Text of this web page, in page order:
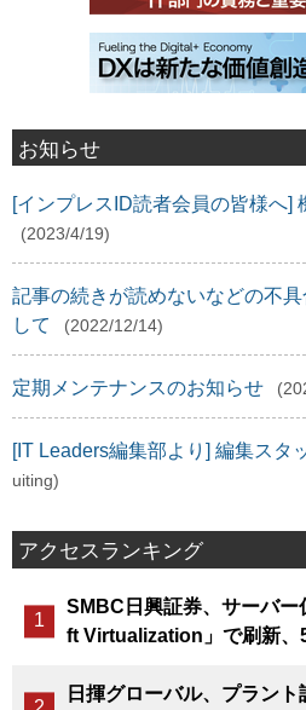
お知らせ
[インプレスID読者会員の皆様へ]
(2023/4/19)
記事の続きが読めないなどの不
して
(2022/12/14)
定期メンテナンスのお知らせ
[IT Leaders編集部より] 編集スタ
uiting)
アクセスランキング
SMBC日興証券、サーバ
ft Virtualization」で刷新、
日揮グローバル、プラン